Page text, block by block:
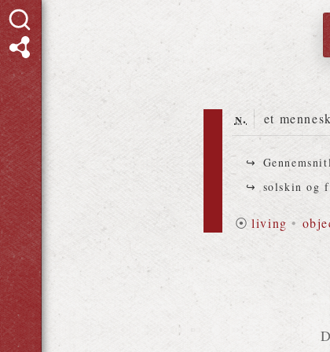
n. et
solskin og
⦿ living •